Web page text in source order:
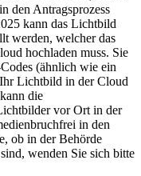
den Antragsprozess
kann das Lichtbild
werden, welcher das
hochladen muss. Sie
(ähnlich wie ein
Lichtbild in der Cloud
die
vor Ort in der
in den
ob in der Behörde
wenden Sie sich bitte